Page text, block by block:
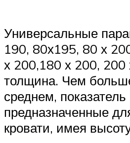
Универсальные
190, 80х195, 80 х
х 200,180 х 200,
толщина. Чем
среднем,
предназначенные
кровати, имея